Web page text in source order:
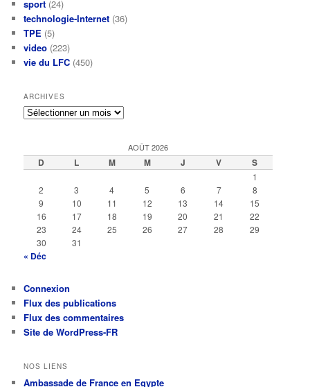
sport (24)
technologie-Internet (36)
TPE (5)
video (223)
vie du LFC (450)
ARCHIVES
Archives
AOÛT 2026
D L M M J V S
1
2
3 4 5 6 7
8
9
10 11 12 13 14
15
16
17 18 19 20 21
22
23
24 25 26 27 28
29
30
31
« Déc
Connexion
Flux des publications
Flux des commentaires
Site de WordPress-FR
NOS LIENS
Ambassade de France en Egypte